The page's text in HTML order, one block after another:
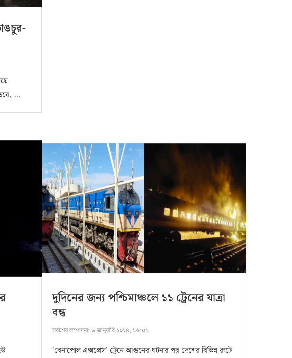
…
দুদিনের জন্য পশ্চিমাঞ্চলে ১১ ট্রেনের যাত্রা
বন্ধ
সর্বশেষ সম্পাদনা: ৬ জানুয়ারি ২০২৪, ১৬:০২
‘বেনাপোল এক্সপ্রেস’ ট্রেনে আগুনের ঘটনার পর দেশের বিভিন্ন রুটে